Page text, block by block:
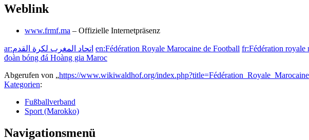
Weblink
www.frmf.ma – Offizielle Internetpräsenz
ar:اتحاد المغرب لكرة القدم en:Fédération Royale Marocaine de Football fr:Fédération royale
đoàn bóng đá Hoàng gia Maroc
Abgerufen von „https://www.wikiwaldhof.org/
Kategorien:
Fußballverband
Sport (Marokko)
Navigationsmenü